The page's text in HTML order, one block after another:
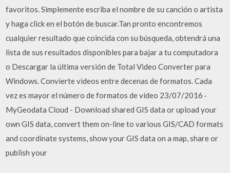
favoritos. Simplemente escriba el nombre de su canción o artista
y haga click en el botón de buscar.Tan pronto encontremos
cualquier resultado que coincida con su búsqueda, obtendrá una
lista de sus resultados disponibles para bajar a tu computadora
o Descargar la última versión de Total Video Converter para
Windows. Convierte videos entre decenas de formatos. Cada
vez es mayor el número de formatos de vídeo 23/07/2016 ·
MyGeodata Cloud - Download shared GIS data or upload your
own GIS data, convert them on-line to various GIS/CAD formats
and coordinate systems, show your GIS data on a map, share or
publish your